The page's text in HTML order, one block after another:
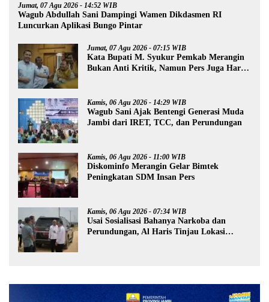
Jumat, 07 Agu 2026 - 14:52 WIB
Wagub Abdullah Sani Dampingi Wamen Dikdasmen RI
Luncurkan Aplikasi Bungo Pintar
Jumat, 07 Agu 2026 - 07:15 WIB
Kata Bupati M. Syukur Pemkab Merangin
Bukan Anti Kritik, Namun Pers Juga Harus
Kamis, 06 Agu 2026 - 14:29 WIB
Wagub Sani Ajak Bentengi Generasi Muda
Jambi dari IRET, TCC, dan Perundungan
Kamis, 06 Agu 2026 - 11:00 WIB
Diskominfo Merangin Gelar Bimtek
Peningkatan SDM Insan Pers
Kamis, 06 Agu 2026 - 07:34 WIB
Usai Sosialisasi Bahanya Narkoba dan
Perundungan, Al Haris Tinjau Lokasi